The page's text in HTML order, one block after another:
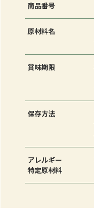
商品番号
原材料名
賞味期限
保存方法
アレルギー
特定原材料